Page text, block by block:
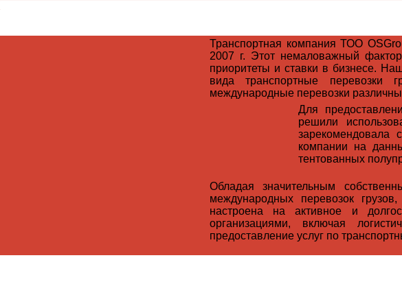
Транспортная компания ТОО
2007 г. Этот немаловажный
приоритеты и ставки в бизнесе.
вида транспортные перевозки
международные перевозки
Для
решили
компании на
тентованных
Обладая значительным
международных перевозок
настроена на активное и
организациями, включая
предоставление услуг по